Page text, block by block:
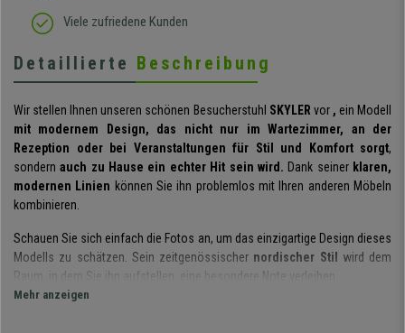
Viele zufriedene Kunden
Detaillierte Beschreibung
Wir stellen Ihnen unseren schönen Besucherstuhl SKYLER vor , ein Modell
mit modernem Design, das nicht nur im Wartezimmer, an der
Rezeption oder bei Veranstaltungen für Stil und Komfort sorgt,
sondern auch zu Hause ein echter Hit sein wird. Dank seiner klaren,
modernen Linien können Sie ihn problemlos mit Ihren anderen Möbeln
kombinieren.
Schauen Sie sich einfach die Fotos an, um das einzigartige Design dieses
Modells zu schätzen. Sein zeitgenössischer nordischer Stil wird dem
Raum, in dem Sie ihn aufstellen, eine besondere Note verleihen.
Mehr anzeigen